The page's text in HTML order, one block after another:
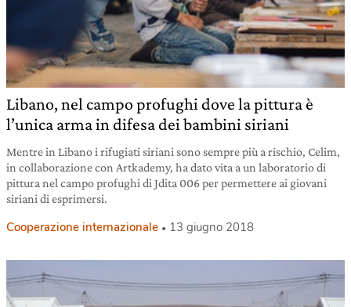
Libano, nel campo profughi dove la pittura è
l’unica arma in difesa dei bambini siriani
Mentre in Libano i rifugiati siriani sono sempre più a rischio, Celim,
in collaborazione con Artkademy, ha dato vita a un laboratorio di
pittura nel campo profughi di Jdita 006 per permettere ai giovani
siriani di esprimersi.
Cooperazione internazionale 13 giugno 2018